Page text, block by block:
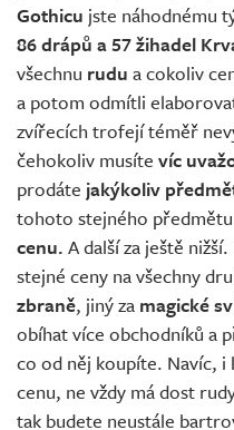
Gothicu jste náhodnému
86 drápů a 57 žihadel
všechnu rudu a cokoliv
a potom odmítli
zvířecích trofejí téměř
čehokoliv musíte víc
prodáte jakýkoliv
tohoto stejného
cenu. A další za ještě
stejné ceny na všechny
zbraně, jiný za magické
obíhat více obchodníků a
co od něj koupíte. Navíc, i
cenu, ne vždy má dost
tak budete neustále